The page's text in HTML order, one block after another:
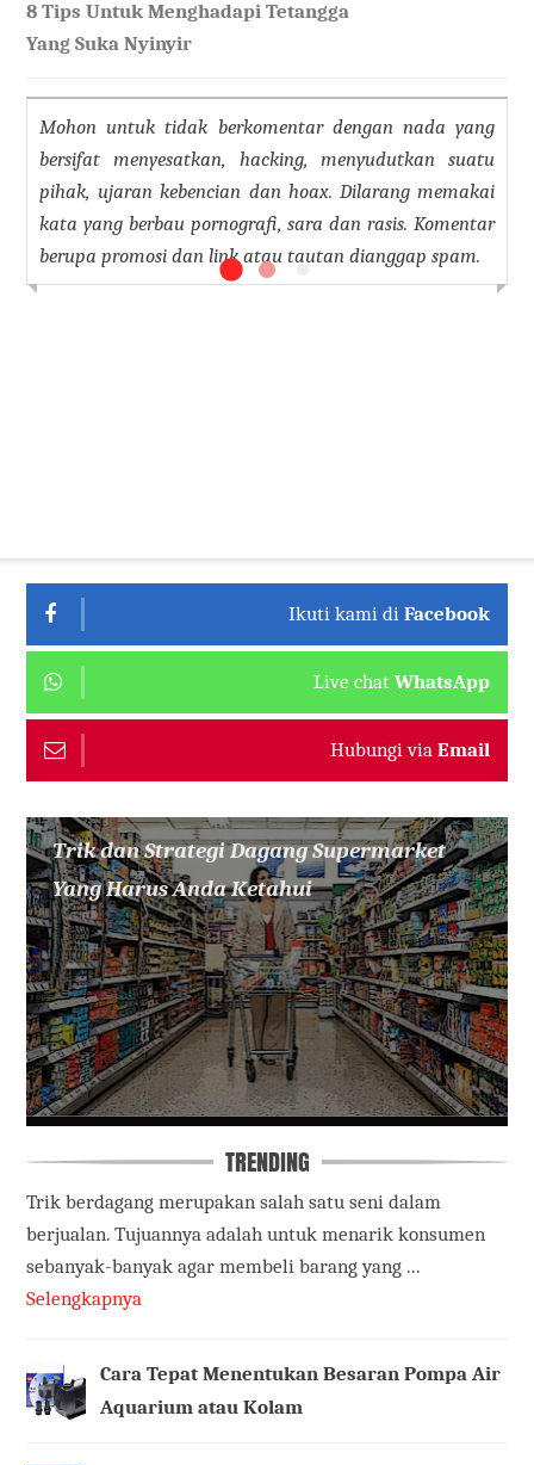
8 Tips Untuk Menghadapi Tetangga
Yang Suka Nyinyir
Mohon untuk tidak berkomentar dengan nada yang
bersifat menyesatkan, hacking, menyudutkan suatu
pihak, ujaran kebencian dan hoax. Dilarang memakai
kata yang berbau pornografi, sara dan rasis. Komentar
berupa promosi dan link atau tautan dianggap spam.
Ikuti kami di Facebook
Live chat WhatsApp
Hubungi via Email
Trik dan Strategi Dagang Supermarket
Yang Harus Anda Ketahui
TRENDING
Trik berdagang merupakan salah satu seni dalam
berjualan. Tujuannya adalah untuk menarik konsumen
sebanyak-banyak agar membeli barang yang ...
Selengkapnya
Cara Tepat Menentukan Besaran Pompa Air
Aquarium atau Kolam